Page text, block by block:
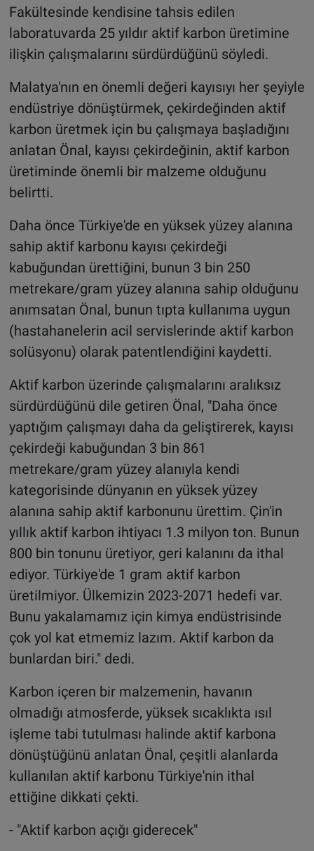
Fakültesinde kendisine tahsis edilen
laboratuvarda 25 yıldır aktif karbon üretimine
ilişkin çalışmalarını sürdürdüğünü söyledi.
Malatya'nın en önemli değeri kayısıyı her şeyiyle
endüstriye dönüştürmek, çekirdeğinden aktif
karbon üretmek için bu çalışmaya başladığını
anlatan Önal, kayısı çekirdeğinin, aktif karbon
üretiminde önemli bir malzeme olduğunu
belirtti.
Daha önce Türkiye'de en yüksek yüzey alanına
sahip aktif karbonu kayısı çekirdeği
kabuğundan ürettiğini, bunun 3 bin 250
metrekare/gram yüzey alanına sahip olduğunu
anımsatan Önal, bunun tıpta kullanıma uygun
(hastahanelerin acil servislerinde aktif karbon
solüsyonu) olarak patentlendiğini kaydetti.
Aktif karbon üzerinde çalışmalarını aralıksız
sürdürdüğünü dile getiren Önal, "Daha önce
yaptığım çalışmayı daha da geliştirerek, kayısı
çekirdeği kabuğundan 3 bin 861
metrekare/gram yüzey alanıyla kendi
kategorisinde dünyanın en yüksek yüzey
alanına sahip aktif karbonunu ürettim. Çin'in
yıllık aktif karbon ihtiyacı 1.3 milyon ton. Bunun
800 bin tonunu üretiyor, geri kalanını da ithal
ediyor. Türkiye'de 1 gram aktif karbon
üretilmiyor. Ülkemizin 2023-2071 hedefi var.
Bunu yakalamamız için kimya endüstrisinde
çok yol kat etmemiz lazım. Aktif karbon da
bunlardan biri." dedi.
Karbon içeren bir malzemenin, havanın
olmadığı atmosferde, yüksek sıcaklıkta ısıl
işleme tabi tutulması halinde aktif karbona
dönüştüğünü anlatan Önal, çeşitli alanlarda
kullanılan aktif karbonu Türkiye'nin ithal
ettiğine dikkati çekti.
- "Aktif karbon açığı giderecek"